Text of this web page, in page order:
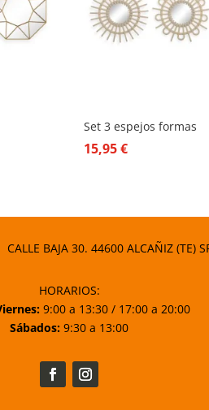
Set 3 espejos formas
15,95€
BAJA 30. 44600 ALCAÑIZ (TE)
HORARIOS:
9:00 a 13:30 / 17:00 a 20:00
Sábados: 9:30 a 13:00